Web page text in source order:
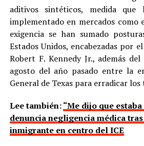
aditivos sintéticos, medida
implementado en mercados como
exigencia se han sumado
Estados Unidos, encabezadas por
Robert F. Kennedy Jr., además
agosto del año pasado entre la
General de Texas para erradicar
Lee también:“Me dijo que
denuncia negligencia médica
inmigrante en centro del ICE